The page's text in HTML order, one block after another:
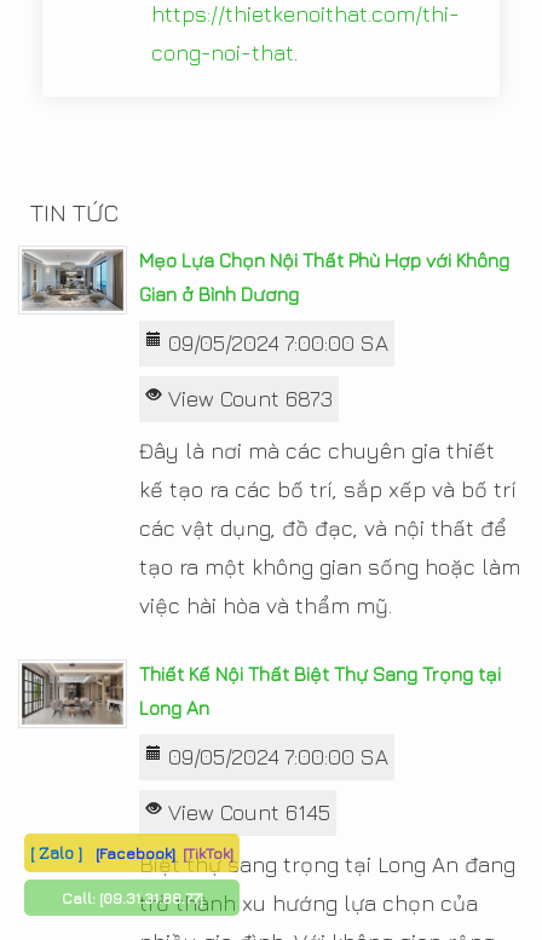
https://thietkenoithat.com/thi-
cong-noi-that.
TIN TỨC
Mẹo Lựa Chọn Nội Thất Phù Hợp với Không
Gian ở Bình Dương
09/05/2024 7:00:00 SA
View Count 6873
Đây là nơi mà các chuyên gia thiết
kế tạo ra các bố trí, sắp xếp và bố trí
các vật dụng, đồ đạc, và nội thất để
tạo ra một không gian sống hoặc làm
việc hài hòa và thẩm mỹ.
Thiết Kế Nội Thất Biệt Thự Sang Trọng tại
Long An
09/05/2024 7:00:00 SA
View Count 6145
Biệt thự sang trọng tại Long An đang
trở thành xu hướng lựa chọn của
[ Zalo ] [Facebook] [TikTok]
Call: [09.31.31.88.77]